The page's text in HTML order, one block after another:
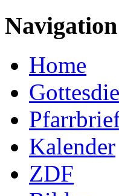
Navigation
Home
Kalender
ZDF